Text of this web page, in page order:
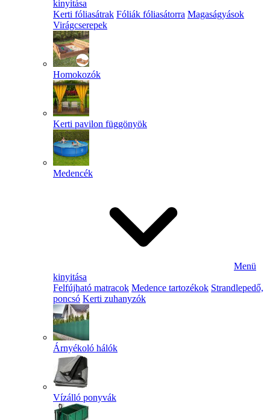
kinyitása
Kerti fóliasátrak Fóliák fóliasátorra Magaságyások
Virágcserepek
Homokozók
Kerti pavilon függönyök
Medencék
Menü
kinyitása
Felfújható matracok Medence tartozékok Strandlepedő,
poncsó Kerti zuhanyzók
Árnyékoló hálók
Vízálló ponyvák